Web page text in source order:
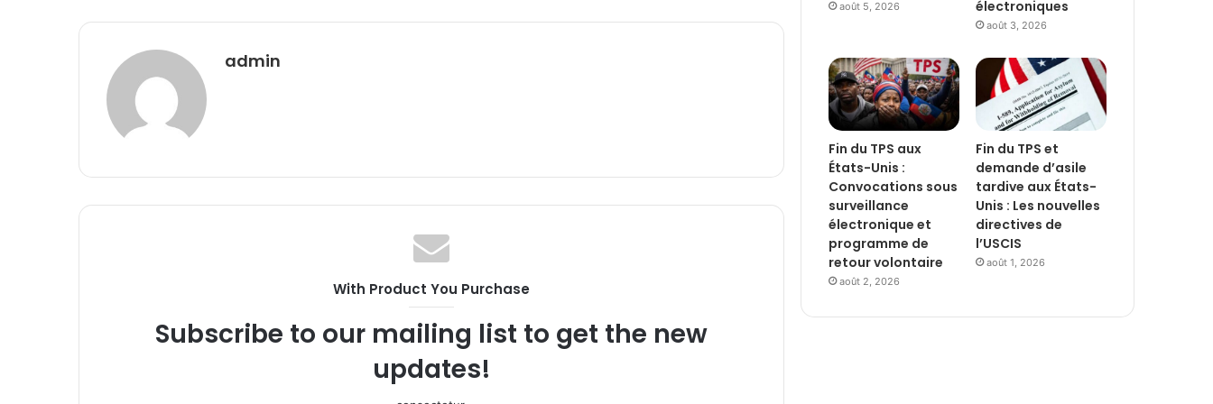
admin
With Product You Purchase
Subscribe to our mailing list to get the new
updates!
août 5, 2026
électroniques
août 3, 2026
Fin du TPS aux
États-Unis :
Convocations sous
surveillance
électronique et
programme de
retour volontaire
août 2, 2026
Fin du TPS et
demande d’asile
tardive aux États-
Unis : Les nouvelles
directives de
l’USCIS
août 1, 2026